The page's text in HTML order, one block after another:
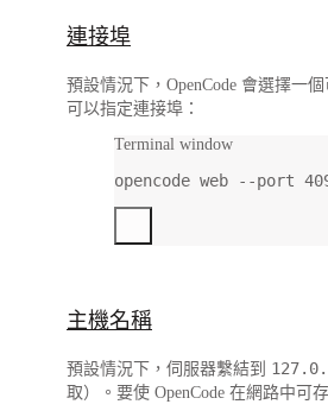
連接埠
預設情況下，OpenCode 會選擇一
可以指定連接埠：
Terminal window
opencode web --port
主機名稱
預設情況下，伺服器繫結到
取）。要使 OpenCode 在網路中可存